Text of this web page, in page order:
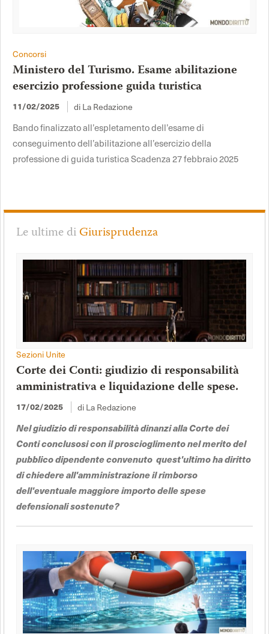
Concorsi
Ministero del Turismo. Esame abilitazione
esercizio professione guida turistica
11/02/2025 di La Redazione
Bando finalizzato all’espletamento dell’esame di
conseguimento dell’abilitazione all’esercizio della
professione di guida turistica Scadenza 27 febbraio 2025
Le ultime diGiurisprudenza
Sezioni Unite
Corte dei Conti: giudizio di responsabilità
amministrativa e liquidazione delle spese.
17/02/2025
di La Redazione
Nel giudizio di responsabilità dinanzi alla Corte dei
Conti conclusosi con il proscioglimento nel merito del
pubblico dipendente convenuto quest'ultimo ha diritto
di chiedere all'amministrazione il rimborso
dell'eventuale maggiore importo delle spese
defensionali sostenute?